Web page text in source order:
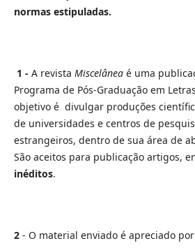
normas estipuladas.
1 - A revista Miscelâneaé uma
Programa de Pós-Graduação em
objetivo é divulgar produções
de universidades e centros de
estrangeiros, dentro de sua área de
São aceitos para publicação artigos,
inéditos.
2- O material enviado é apreciado